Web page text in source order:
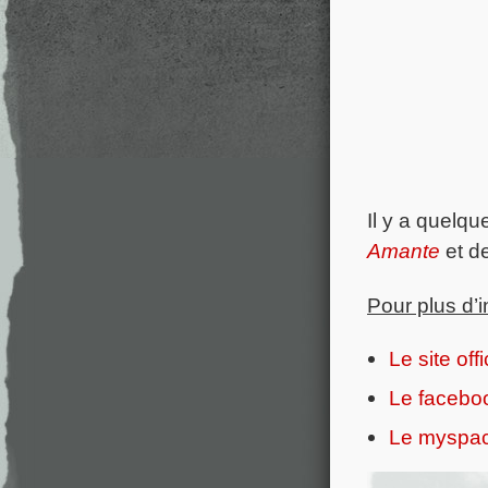
Il y a
Amante et
Pour plus
Le site
Le
Le